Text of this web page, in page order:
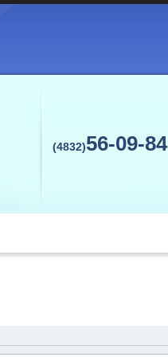
(4832)56-09-84